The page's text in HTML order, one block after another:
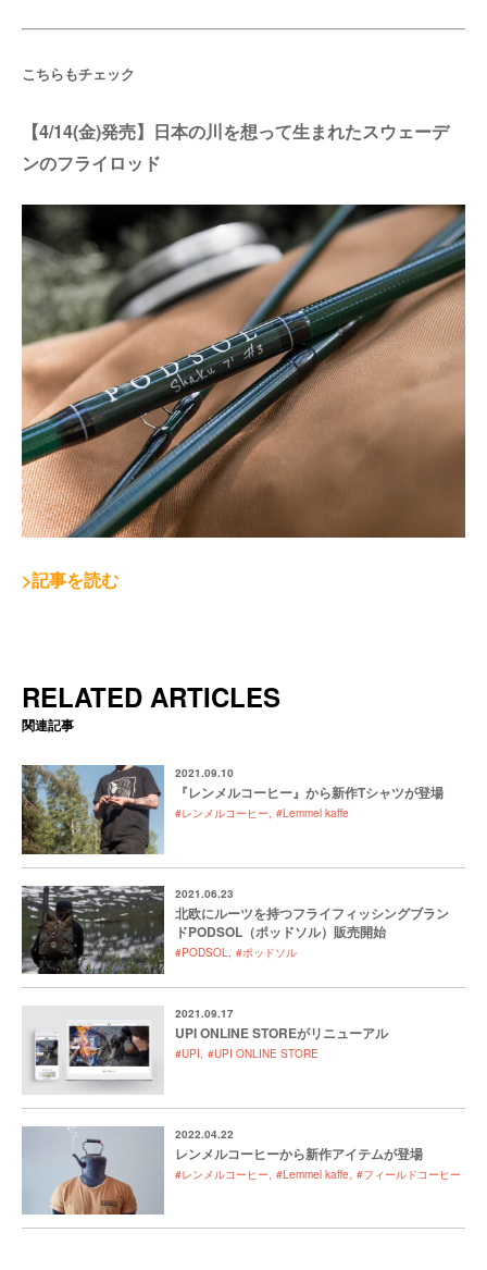
こちらもチェック
【4/14(金)発売】日本の川を想って生まれたスウェーデ
ンのフライロッド
>記事を読む
RELATED ARTICLES
関連記事
2021.09.10
『レンメルコーヒー』から新作Tシャツが登場
#レンメルコーヒー #Lemmel kaffe
2021.06.23
北欧にルーツを持つフライフィッシングブラン
ドPODSOL（ポッドソル）販売開始
#PODSOL #ポッドソル
2021.09.17
UPI ONLINE STOREがリニューアル
#UPI #UPI ONLINE STORE
2022.04.22
レンメルコーヒーから新作アイテムが登場
#レンメルコーヒー #Lemmel kaffe #フィールドコーヒー